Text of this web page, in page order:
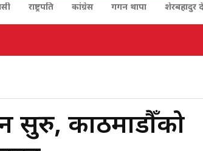
राष्ट्रपति कांग्रेस गगन थापा शेरबहादुर
सुरु, काठमाडौँको